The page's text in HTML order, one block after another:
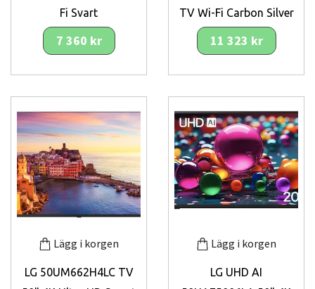
Fi Svart
7 360 kr
TV Wi-Fi Carbon Silver
11 323 kr
Lägg i korgen
LG 50UM662H4LC TV
Lägg i korgen
LG UHD AI